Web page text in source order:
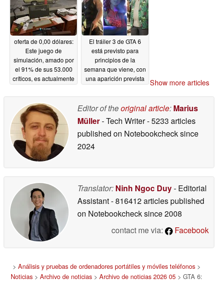
oferta de 0,00 dólares:
Este juego de
simulación, amado por
el 91% de sus 53.000
críticos, es actualmente
El tráiler 3 de GTA 6
está previsto para
principios de la
semana que viene, con
una aparición prevista
nueva filtración
Show more articles
Editor of theoriginal article: Marius
Müller- Tech Writer- 5233 articles
published on Notebookchecksince
2024
Translator: Ninh Ngoc Duy- Editorial
Assistant- 816412 articles published
on Notebookchecksince 2008
contact me via:
Facebook
> Análisis y pruebas de ordenadores portátiles y móviles teléfonos >
Noticias > Archivo de noticias > Archivo de noticias 2026 05 > GTA 6: